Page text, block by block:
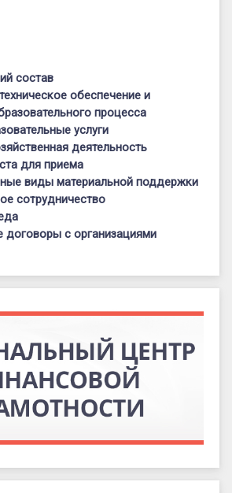
состав
обеспечение и
процесса
услуги
деятельность
для приема
виды материальной поддержки
сотрудничество
договоры с организациями